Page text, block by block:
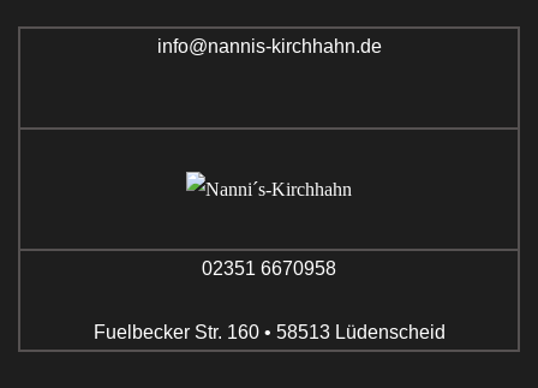
info@nannis-kirchhahn.de
02351 6670958
Fuelbecker Str. 160 • 58513 Lüdenscheid